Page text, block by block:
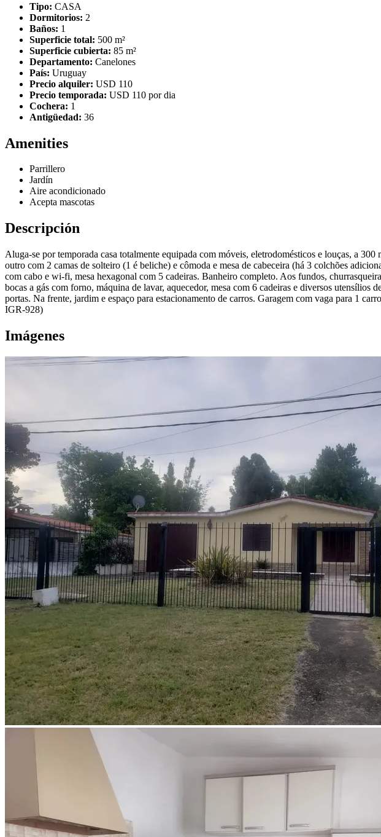
Tipo: CASA
Dormitorios: 2
Baños: 1
Superficie total: 500 m²
Superficie cubierta: 85 m²
Departamento: Canelones
País: Uruguay
Precio alquiler: USD 110
Precio temporada: USD 110 por dia
Cochera: 1
Antigüedad: 36
Amenities
Parrillero
Jardín
Aire acondicionado
Acepta mascotas
Descripción
Aluga-se por temporada casa totalmente equipada com móveis, eletrodomésticos e louças, a
outro com 2 camas de solteiro (1 é beliche) e cômoda e mesa de cabeceira (há 3 colchões
com cabo e wi-fi, mesa hexagonal com 5 cadeiras. Banheiro completo. Aos fundos,
bocas a gás com forno, máquina de lavar, aquecedor, mesa com 6 cadeiras e diversos utensílios
portas. Na frente, jardim e espaço para estacionamento de carros. Garagem com vaga para 1
IGR-928)
Imágenes